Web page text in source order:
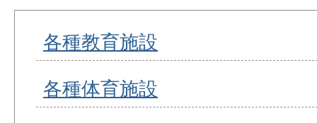
各種教育施設
各種体育施設